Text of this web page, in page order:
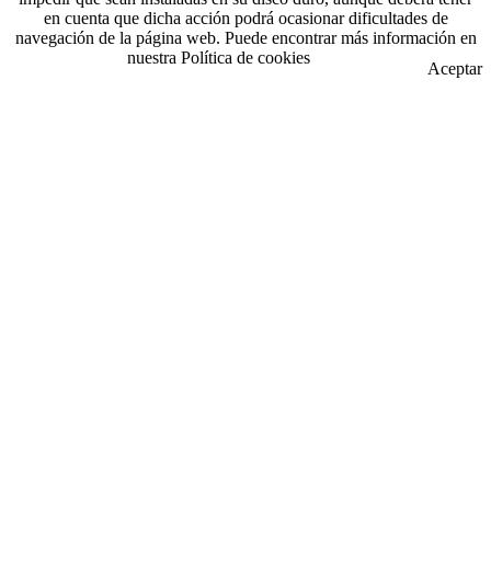
en cuenta que dicha acción podrá ocasionar dificultades de
navegación de la página web. Puede encontrar más información en
nuestra Política de cookies
Aceptar